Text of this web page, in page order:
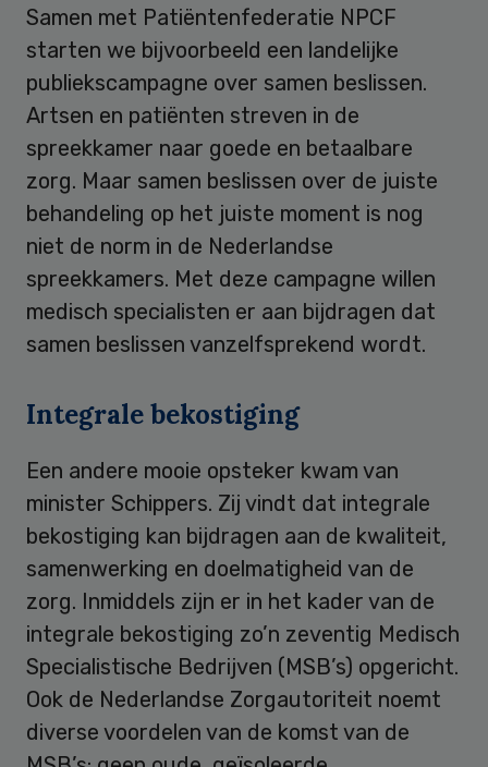
Samen met Patiëntenfederatie NPCF
starten we bijvoorbeeld een landelijke
publiekscampagne over samen beslissen.
Artsen en patiënten streven in de
spreekkamer naar goede en betaalbare
zorg. Maar samen beslissen over de juiste
behandeling op het juiste moment is nog
niet de norm in de Nederlandse
spreekkamers. Met deze campagne willen
medisch specialisten er aan bijdragen dat
samen beslissen vanzelfsprekend wordt.
Integrale bekostiging
Een andere mooie opsteker kwam van
minister Schippers. Zij vindt dat integrale
bekostiging kan bijdragen aan de kwaliteit,
samenwerking en doelmatigheid van de
zorg. Inmiddels zijn er in het kader van de
integrale bekostiging zo’n zeventig Medisch
Specialistische Bedrijven (MSB’s) opgericht.
Ook de Nederlandse Zorgautoriteit noemt
diverse voordelen van de komst van de